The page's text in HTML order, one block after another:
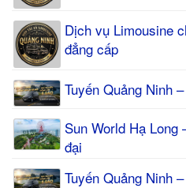
Dịch vụ Limousine
đẳng cấp
Tuyến Quảng Ninh
Sun World Hạ
đại
Tuyến Quảng Ninh